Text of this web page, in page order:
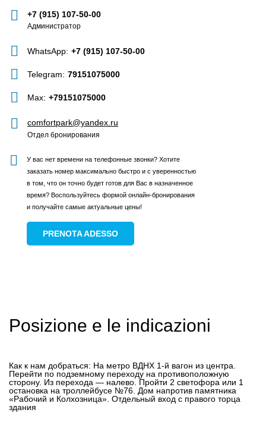
+7 (915) 107-50-00
Администратор
WhatsApp: +7 (915) 107-50-00
Telegram: 79151075000
Max: +79151075000
comfortpark@yandex.ru
Отдел бронирования
У вас нет времени на телефонные звонки? Хотите
заказать номер максимально быстро и с уверенностью
в том, что он точно будет готов для Вас в назначенное
время? Воспользуйтесь формой онлайн-бронирования
и получайте самые актуальные цены!
PRENOTA ADESSO
Posizione e le indicazioni
Как к нам добраться: На метро ВДНХ 1-й вагон из центра.
Перейти по подземному переходу на противоположную
сторону. Из перехода — налево. Пройти 2 светофора или 1
остановка на троллейбусе №76. Дом напротив памятника
«Рабочий и Колхозница». Отдельный вход с правого торца
здания